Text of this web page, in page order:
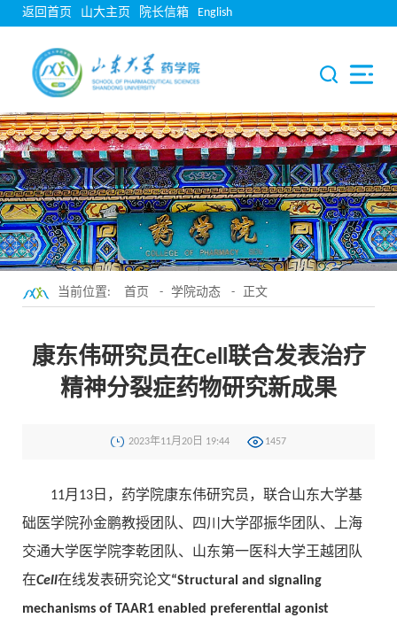
返回首页 山大主页 院长信箱 English
当前位置: 首页 - 学院动态 - 正文
康东伟研究员在Cell联合发表治疗
精神分裂症药物研究新成果
2023年11月20日 19:44 1457
11月13日，药学院康东伟研究员，联合山东大学基
础医学院孙金鹏教授团队、四川大学邵振华团队、上海
交通大学医学院李乾团队、山东第一医科大学王越团队
在Cell在线发表研究论文“Structural and signaling
mechanisms of TAAR1 enabled preferential agonist